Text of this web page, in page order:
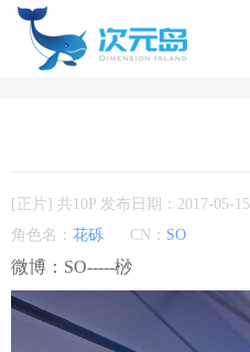
[正片] 共10P 发布日期：2017-05-15
角色名： 花砾 CN： SO
微博：SO-----桫